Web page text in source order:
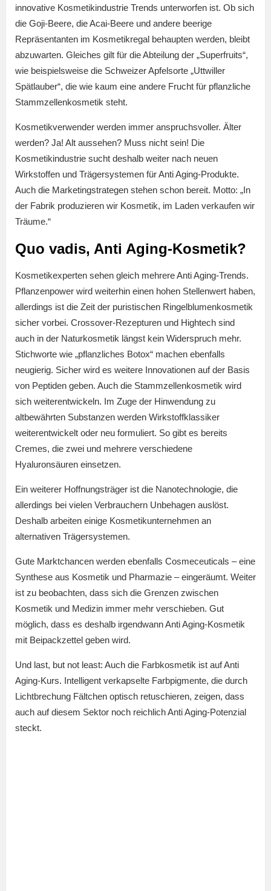
innovative Kosmetikindustrie Trends unterworfen ist. Ob sich
die Goji-Beere, die Acai-Beere und andere beerige
Repräsentanten im Kosmetikregal behaupten werden, bleibt
abzuwarten. Gleiches gilt für die Abteilung der „Superfruits“,
wie beispielsweise die Schweizer Apfelsorte „Uttwiller
Spätlauber“, die wie kaum eine andere Frucht für pflanzliche
Stammzellenkosmetik steht.
Kosmetikverwender werden immer anspruchsvoller. Älter
werden? Ja! Alt aussehen? Muss nicht sein! Die
Kosmetikindustrie sucht deshalb weiter nach neuen
Wirkstoffen und Trägersystemen für Anti Aging-Produkte.
Auch die Marketingstrategen stehen schon bereit. Motto: „In
der Fabrik produzieren wir Kosmetik, im Laden verkaufen wir
Träume.“
Quo vadis, Anti Aging-Kosmetik?
Kosmetikexperten sehen gleich mehrere Anti Aging-Trends.
Pflanzenpower wird weiterhin einen hohen Stellenwert haben,
allerdings ist die Zeit der puristischen Ringelblumenkosmetik
sicher vorbei. Crossover-Rezepturen und Hightech sind
auch in der Naturkosmetik längst kein Widerspruch mehr.
Stichworte wie „pflanzliches Botox“ machen ebenfalls
neugierig. Sicher wird es weitere Innovationen auf der Basis
von Peptiden geben. Auch die Stammzellenkosmetik wird
sich weiterentwickeln. Im Zuge der Hinwendung zu
altbewährten Substanzen werden Wirkstoffklassiker
weiterentwickelt oder neu formuliert. So gibt es bereits
Cremes, die zwei und mehrere verschiedene
Hyaluronsäuren einsetzen.
Ein weiterer Hoffnungsträger ist die Nanotechnologie, die
allerdings bei vielen Verbrauchern Unbehagen auslöst.
Deshalb arbeiten einige Kosmetikunternehmen an
alternativen Trägersystemen.
Gute Marktchancen werden ebenfalls Cosmeceuticals – eine
Synthese aus Kosmetik und Pharmazie – eingeräumt. Weiter
ist zu beobachten, dass sich die Grenzen zwischen
Kosmetik und Medizin immer mehr verschieben. Gut
möglich, dass es deshalb irgendwann Anti Aging-Kosmetik
mit Beipackzettel geben wird.
Und last, but not least: Auch die Farbkosmetik ist auf Anti
Aging-Kurs. Intelligent verkapselte Farbpigmente, die durch
Lichtbrechung Fältchen optisch retuschieren, zeigen, dass
auch auf diesem Sektor noch reichlich Anti Aging-Potenzial
steckt.